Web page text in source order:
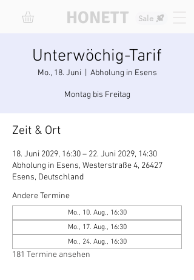
Sale
HONETT
Unterwöchig-Tarif
Mo., 18. Juni Abholung in Esens
Montag bis Freitag
Zeit & Ort
18. Juni 2029, 16:30 – 22. Juni 2029, 14:30
Abholung in Esens, Westerstraße 4, 26427
Esens, Deutschland
Andere Termine
Mo., 10. Aug., 16:30
Mo., 17. Aug., 16:30
Mo., 24. Aug., 16:30
181 Termine ansehen